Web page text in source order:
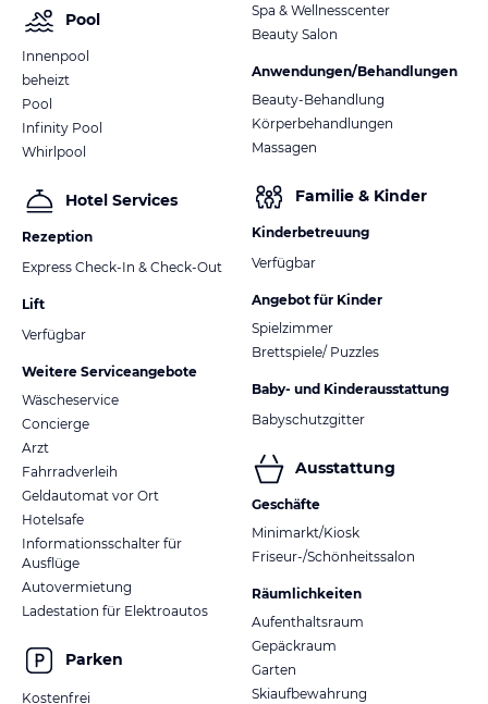
Pool
Innenpool
beheizt
Pool
Infinity Pool
Whirlpool
Hotel Services
Rezeption
Express Check-In & Check-Out
Lift
Verfügbar
Weitere Serviceangebote
Wäscheservice
Concierge
Arzt
Fahrradverleih
Geldautomat vor Ort
Hotelsafe
Informationsschalter für
Ausflüge
Autovermietung
Ladestation für Elektroautos
Parken
Kostenfrei
Spa & Wellnesscenter
Beauty Salon
Anwendungen/Behandlungen
Beauty-Behandlung
Körperbehandlungen
Massagen
Familie & Kinder
Kinderbetreuung
Verfügbar
Angebot für Kinder
Spielzimmer
Brettspiele/ Puzzles
Baby- und Kinderausstattung
Babyschutzgitter
Ausstattung
Geschäfte
Minimarkt/Kiosk
Friseur-/Schönheitssalon
Räumlichkeiten
Aufenthaltsraum
Gepäckraum
Garten
Skiaufbewahrung